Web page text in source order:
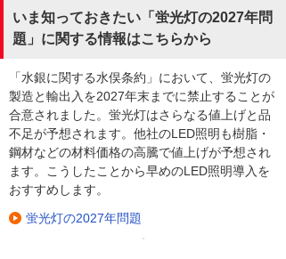
いま知っておきたい「蛍光灯の2027年問
題」に関する情報はこちらから
「水銀に関する水俣条約」において、蛍光灯の
製造と輸出入を2027年末までに禁止することが
合意されました。蛍光灯はさらなる値上げと品
不足が予想されます。他社のLED照明も樹脂・
鋼材などの材料価格の高騰で値上げが予想され
ます。こうしたことから早めのLED照明導入を
おすすめします。
蛍光灯の2027年問題